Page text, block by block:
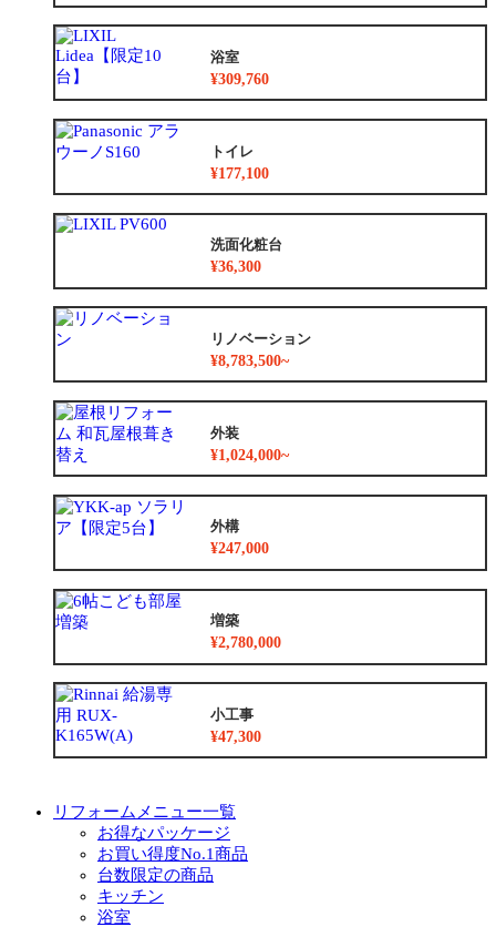
浴室
¥309,760
トイレ
¥177,100
洗面化粧台
¥36,300
リノベーション
¥8,783,500~
外装
¥1,024,000~
外構
¥247,000
増築
¥2,780,000
小工事
¥47,300
リフォームメニュー一覧
お得なパッケージ
お買い得度No.1商品
台数限定の商品
キッチン
浴室